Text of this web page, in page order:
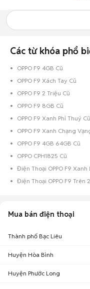
Các từ khóa phổ
OPPO F9 4GB Cũ
OPPO F9 Xách Tay Cũ
OPPO F9 2 Triệu Cũ
OPPO F9 8GB Cũ
OPPO F9 Xanh Phỉ Thuý Cũ
OPPO F9 Xanh Chạng
OPPO F9 4GB 64GB Cũ
OPPO CPH1825 Cũ
Điện Thoại OPPO F9 Xanh
Mua bán điện thoại
Thành phố Bạc Liêu
Huyện Hòa Bình
Huyện Phước Long